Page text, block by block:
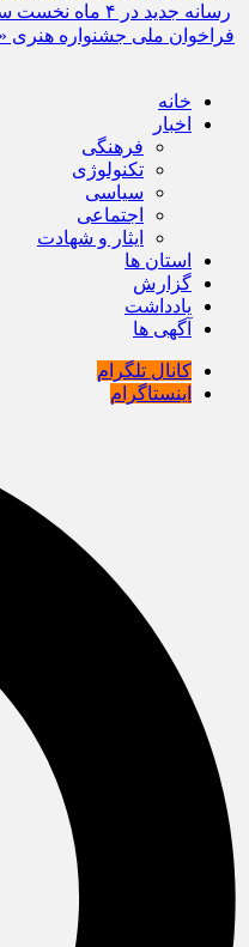
رسانه جدید در ۴ ماه نخست سال
فراخوان ملی جشنواره هنری
خانه
اخبار
فرهنگی
تکنولوژی
سیاسی
اجتماعی
ایثار و شهادت
استان ها
گزارش
یادداشت
آگهی ها
کانال تلگرام
اینستاگرام